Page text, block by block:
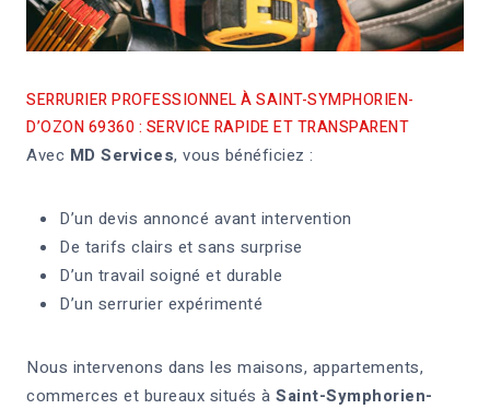
SERRURIER PROFESSIONNEL À SAINT-SYMPHORIEN-
D’OZON 69360 : SERVICE RAPIDE ET TRANSPARENT
Avec MD Services, vous bénéficiez :
D’un devis annoncé avant intervention
De tarifs clairs et sans surprise
D’un travail soigné et durable
D’un serrurier expérimenté
Nous intervenons dans les maisons, appartements,
commerces et bureaux situés à Saint-Symphorien-